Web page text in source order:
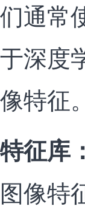
们通常
于深度
像特征。
特征库：
图像特